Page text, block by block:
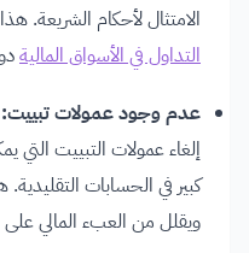
الامتثال لأحكام الشريعة.
التداول في الأسواق المالية
عدم وجود عمولات تبييت:
إلغاء عمولات التبييت
كبير في الحسابات
ويقلل من العبء المالي